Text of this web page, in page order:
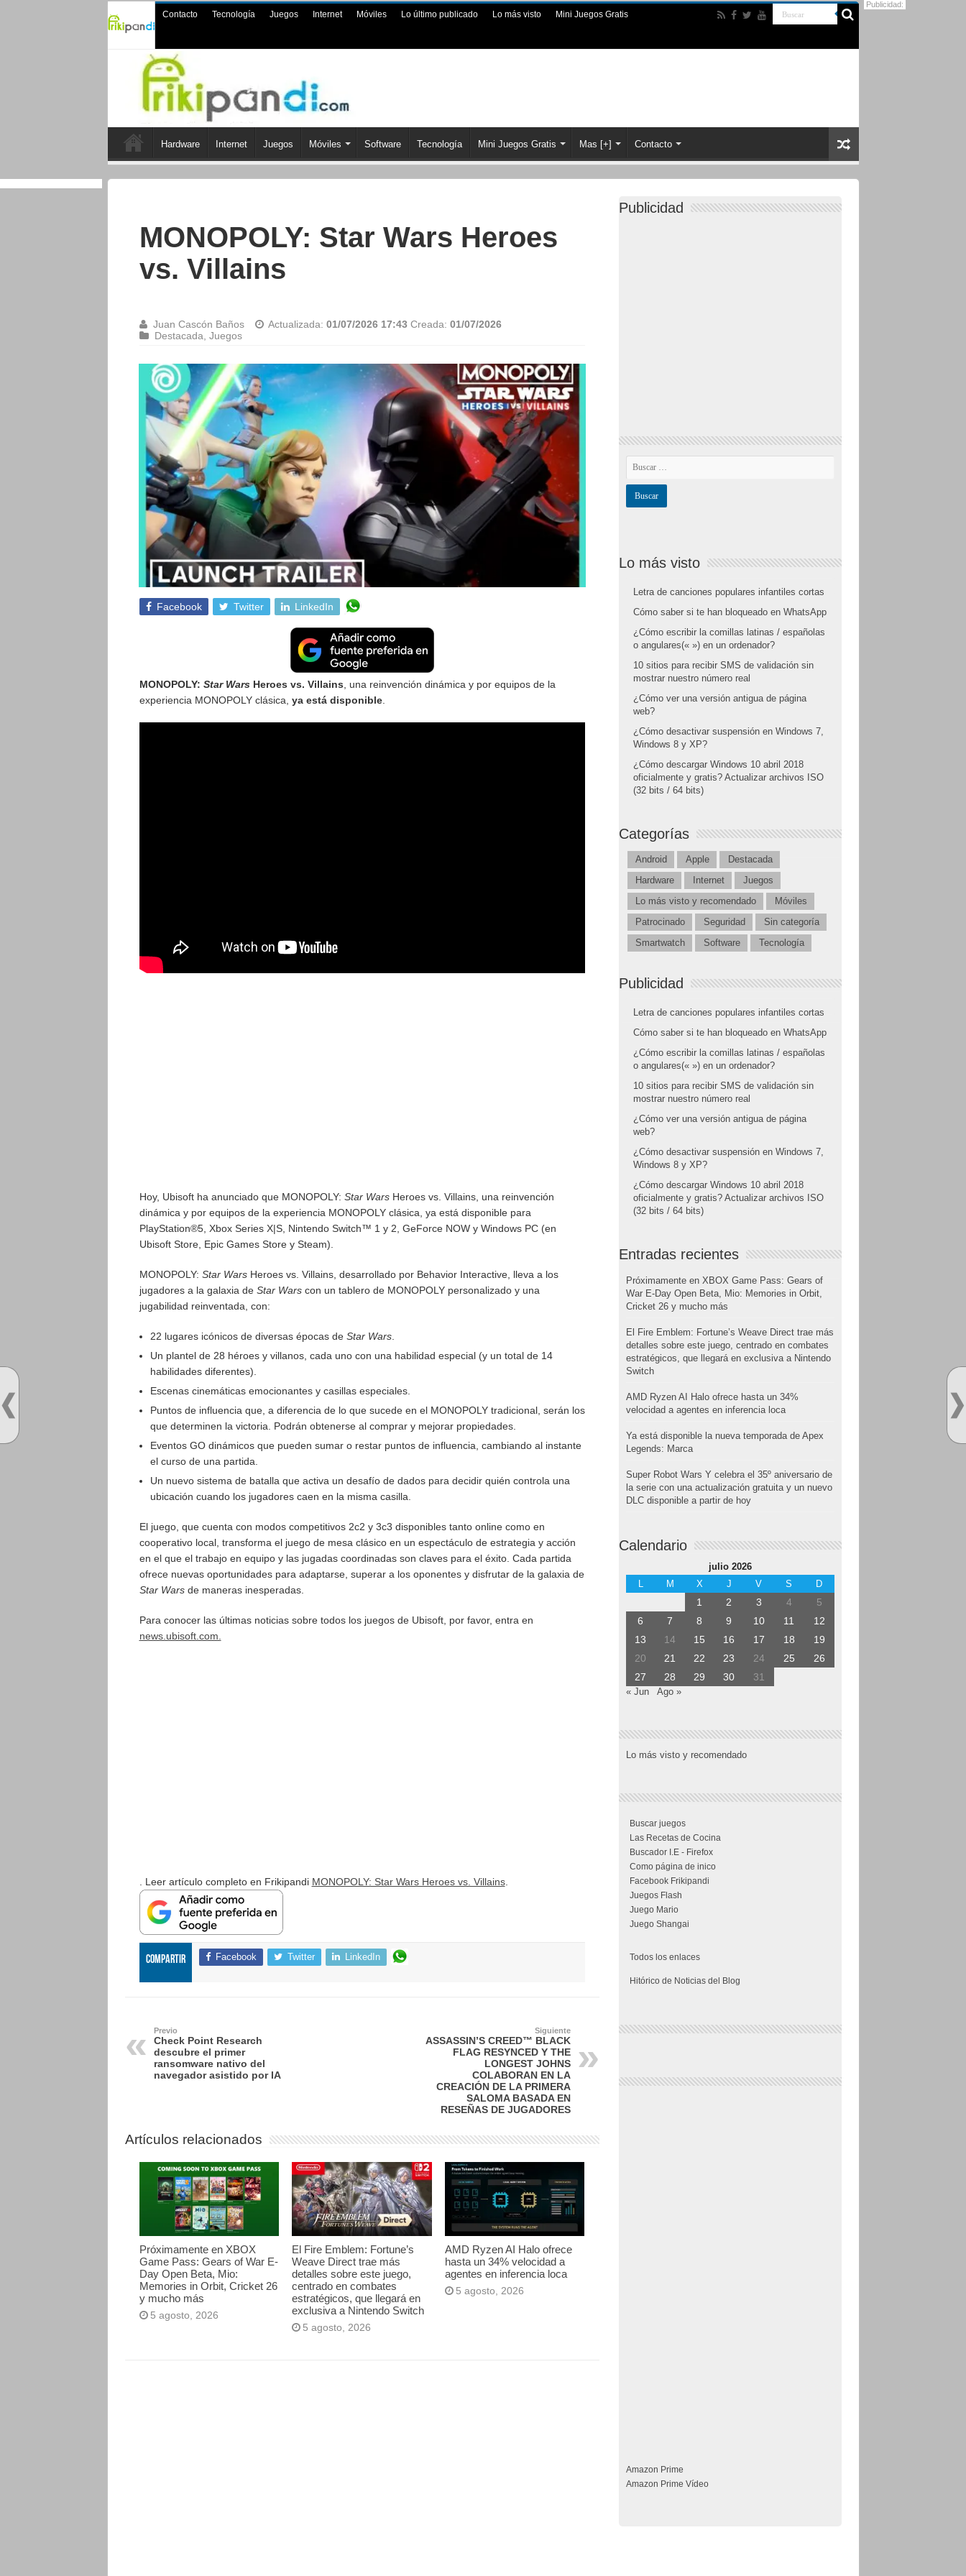
Contacto Tecnología Juegos Internet Móviles Lo último publicado Lo más visto Mini Juegos Gratis
Hardware Internet Juegos Móviles Software Tecnología Mini Juegos Gratis Mas [+] Contacto
MONOPOLY: Star Wars Heroes
vs. Villains
Juan Cascón Baños Actualizada: 01/07/2026 17:43 Creada: 01/07/2026
Destacada Juegos
Facebook Twitter LinkedIn
MONOPOLY: Star WarsHeroes vs. Villains , una reinvención dinámica y por equipos de la
experiencia MONOPOLY clásica, ya está disponible.
Hoy, Ubisoft ha anunciado que MONOPOLY: Star WarsHeroes vs. Villains, una reinvención
dinámica y por equipos de la experiencia MONOPOLY clásica, ya está disponible para
PlayStation®5, Xbox Series X|S, Nintendo Switch™ 1 y 2, GeForce NOW y Windows PC (en
Ubisoft Store, Epic Games Store y Steam).
MONOPOLY: Star Wars Heroes vs. Villains, desarrollado por Behavior Interactive, lleva a los
jugadores a la galaxia de Star Warscon un tablero de MONOPOLY personalizado y una
jugabilidad reinventada, con:
22 lugares icónicos de diversas épocas de Star Wars.
Un plantel de 28 héroes y villanos, cada uno con una habilidad especial (y un total de 14
habilidades diferentes).
Escenas cinemáticas emocionantes y casillas especiales.
Puntos de influencia que, a diferencia de lo que sucede en el MONOPOLY tradicional, serán los
que determinen la victoria. Podrán obtenerse al comprar y mejorar propiedades.
Eventos GO dinámicos que pueden sumar o restar puntos de influencia, cambiando al instante
el curso de una partida.
Un nuevo sistema de batalla que activa un desafío de dados para decidir quién controla una
ubicación cuando los jugadores caen en la misma casilla.
El juego, que cuenta con modos competitivos 2c2 y 3c3 disponibles tanto online como en
cooperativo local, transforma el juego de mesa clásico en un espectáculo de estrategia y acción
en el que el trabajo en equipo y las jugadas coordinadas son claves para el éxito. Cada partida
ofrece nuevas oportunidades para adaptarse, superar a los oponentes y disfrutar de la galaxia de
Star Wars de maneras inesperadas.
Para conocer las últimas noticias sobre todos los juegos de Ubisoft, por favor, entra en
news.ubisoft.com.
. Leer artículo completo en Frikipandi MONOPOLY: Star Wars Heroes vs. Villains.
Compartir Facebook Twitter LinkedIn
Previo
Check Point Research
descubre el primer
ransomware nativo del
navegador asistido por IA
Siguiente
ASSASSIN’S CREED™ BLACK
FLAG RESYNCED Y THE
LONGEST JOHNS
COLABORAN EN LA
CREACIÓN DE LA PRIMERA
SALOMA BASADA EN
RESEÑAS DE JUGADORES
Artículos relacionados
Próximamente en XBOX
Game Pass: Gears of War E-
Day Open Beta, Mio:
Memories in Orbit, Cricket 26
y mucho más
5 agosto, 2026
El Fire Emblem: Fortune’s
Weave Direct trae más
detalles sobre este juego,
centrado en combates
estratégicos, que llegará en
exclusiva a Nintendo Switch
5 agosto, 2026
AMD Ryzen AI Halo ofrece
hasta un 34% velocidad a
agentes en inferencia loca
5 agosto, 2026
Publicidad
Lo más visto
Letra de canciones populares infantiles cortas
Cómo saber si te han bloqueado en WhatsApp
¿Cómo escribir la comillas latinas / españolas
o angulares(« ») en un ordenador?
10 sitios para recibir SMS de validación sin
mostrar nuestro número real
¿Cómo ver una versión antigua de página
web?
¿Cómo desactivar suspensión en Windows 7,
Windows 8 y XP?
¿Cómo descargar Windows 10 abril 2018
oficialmente y gratis? Actualizar archivos ISO
(32 bits / 64 bits)
Categorías
Android Apple
Destacada
Hardware
Internet
Juegos
Lo más visto y recomendado
Móviles
Patrocinado
Seguridad
Sin categoría
Smartwatch
Software Tecnología
Publicidad
Letra de canciones populares infantiles cortas
Cómo saber si te han bloqueado en WhatsApp
¿Cómo escribir la comillas latinas / españolas
o angulares(« ») en un ordenador?
10 sitios para recibir SMS de validación sin
mostrar nuestro número real
¿Cómo ver una versión antigua de página
web?
¿Cómo desactivar suspensión en Windows 7,
Windows 8 y XP?
¿Cómo descargar Windows 10 abril 2018
oficialmente y gratis? Actualizar archivos ISO
(32 bits / 64 bits)
Entradas recientes
Próximamente en XBOX Game Pass: Gears of
War E-Day Open Beta, Mio: Memories in Orbit,
Cricket 26 y mucho más
El Fire Emblem: Fortune’s Weave Direct trae más
detalles sobre este juego, centrado en combates
estratégicos, que llegará en exclusiva a Nintendo
Switch
AMD Ryzen AI Halo ofrece hasta un 34%
velocidad a agentes en inferencia loca
Ya está disponible la nueva temporada de Apex
Legends: Marca
Super Robot Wars Y celebra el 35º aniversario de
la serie con una actualización gratuita y un nuevo
DLC disponible a partir de hoy
Calendario
julio 2026
L
M X J V S D
1 2 3 4
5
6
7 8 9 10 11
12
13
14 15 16 17 18
19
20
21 22 23 24 25
26
27
28 29 30 31
« Jun Ago »
Lo más visto y recomendado
Buscar juegos
Las Recetas de Cocina
Buscador I.E - Firefox
Como página de inico
Facebook Frikipandi
Juegos Flash
Juego Mario
Juego Shangai
Todos los enlaces
Hitórico de Noticias del Blog
Publicidad:
Amazon Prime
Amazon Prime Vídeo